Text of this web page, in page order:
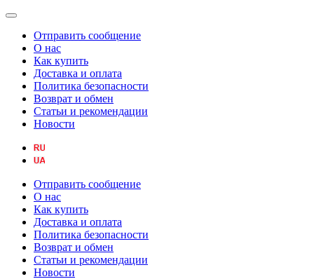
Отправить сообщение
О нас
Как купить
Доставка и оплата
Политика безопасности
Возврат и обмен
Статьи и рекомендации
Новости
Отправить сообщение
О нас
Как купить
Доставка и оплата
Политика безопасности
Возврат и обмен
Статьи и рекомендации
Новости